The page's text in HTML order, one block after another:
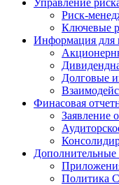
Управление
Риск-
Ключевые
Информация для
Долговые
Финасовая
Заявление
Дополнительные
Политика